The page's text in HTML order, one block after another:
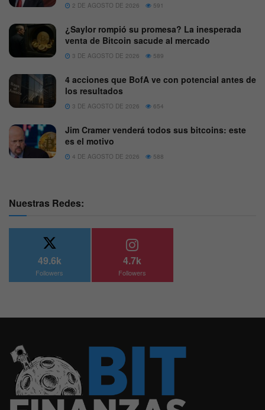
2 DE AGOSTO DE 2026 591
¿Saylor rompió su promesa? La inesperada
venta de Bitcoin sacude al mercado
3 DE AGOSTO DE 2026 589
4 acciones que BofA ve con potencial antes de
los resultados
3 DE AGOSTO DE 2026 654
Jim Cramer venderá todos sus bitcoins: este
es el motivo
4 DE AGOSTO DE 2026 588
Nuestras Redes:
49.6k
Followers
4.7k
Followers